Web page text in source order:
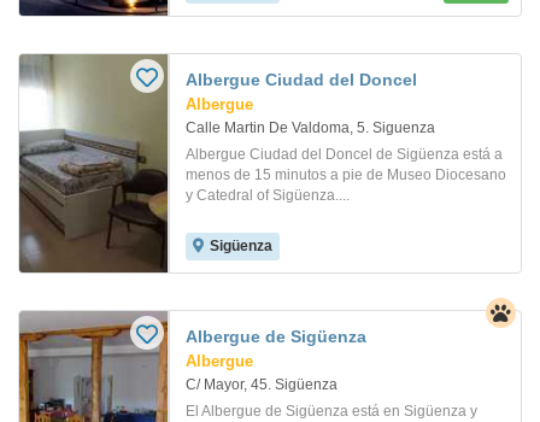
Albergue Ciudad del Doncel
Albergue
Calle Martin De Valdoma, 5. Siguenza
Albergue Ciudad del Doncel de Sigüenza está a
menos de 15 minutos a pie de Museo Diocesano
y Catedral of Sigüenza....
Sigüenza
Albergue de Sigüenza
Albergue
C/ Mayor, 45. Sigüenza
El Albergue de Sigüenza está en Sigüenza y